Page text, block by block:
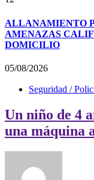
ALLANAMIENTO
AMENAZAS
DOMICILIO
05/08/2026
Seguridad /
Un niño de 4
una máquina